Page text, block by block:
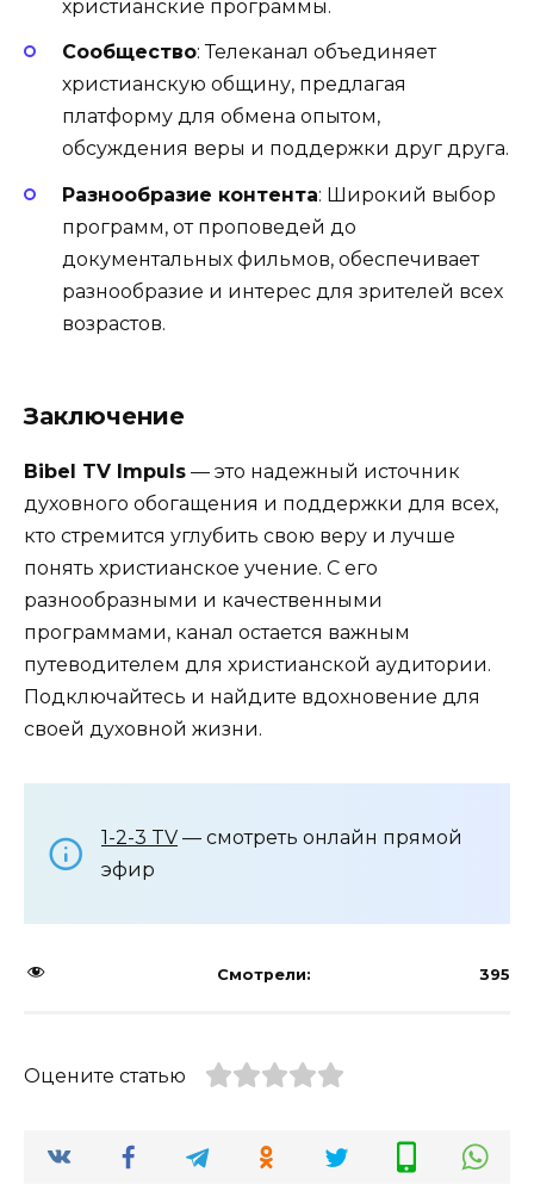
христианские программы.
Сообщество: Телеканал объединяет
христианскую общину, предлагая
платформу для обмена опытом,
обсуждения веры и поддержки друг друга.
Разнообразие контента: Широкий выбор
программ, от проповедей до
документальных фильмов, обеспечивает
разнообразие и интерес для зрителей всех
возрастов.
Заключение
Bibel TV Impuls — это надежный источник
духовного обогащения и поддержки для всех,
кто стремится углубить свою веру и лучше
понять христианское учение. С его
разнообразными и качественными
программами, канал остается важным
путеводителем для христианской аудитории.
Подключайтесь и найдите вдохновение для
своей духовной жизни.
1-2-3 TV — смотреть онлайн прямой
эфир
Смотрели: 395
Оцените статью